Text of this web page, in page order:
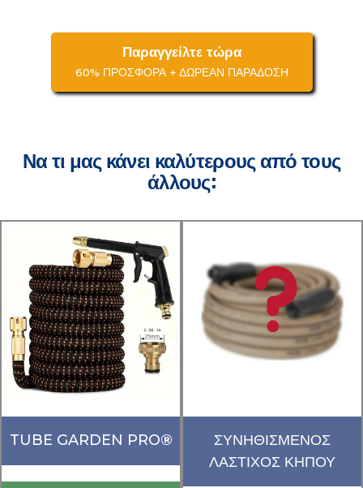
Παραγγείλτε τώρα
60% ΠΡΟΣΦΟΡΑ + ΔΩΡΕΑΝ ΠΑΡΑΔΟΣΗ
Να τι μας κάνει καλύτερους από τους
άλλους:
TUBE GARDEN PRO®
ΣΥΝΗΘΙΣΜΕΝΟΣ
ΛΑΣΤΙΧΟΣ ΚΗΠΟΥ